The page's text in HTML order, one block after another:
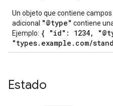
Un objeto que contiene
adicional "@type" contiene
Ejemplo: { "id": 1234,
"types.example.com/
Estado